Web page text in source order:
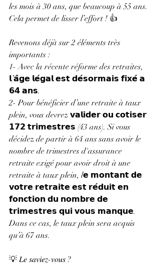
les mois à 30 ans, que beaucoup à 55 ans.
Cela permet de lisser l’effort ! 👍
Revenons déjà sur 2 éléments très
importants :
1- Avec la récente réforme des retraites,
𝗹’𝗮̂𝗴𝗲 𝗹𝗲́𝗴𝗮𝗹 𝗲𝘀𝘁 𝗱𝗲́𝘀𝗼𝗿𝗺𝗮𝗶𝘀 𝗳𝗶𝘅𝗲́ 𝗮
𝟲𝟰 𝗮𝗻𝘀.
2- Pour bénéficier d’une retraite à taux
plein, vous devrez 𝘃𝗮𝗹𝗶𝗱𝗲𝗿 𝗼𝘂 𝗰𝗼𝘁𝗶𝘀𝗲𝗿
𝟭𝟳𝟮 𝘁𝗿𝗶𝗺𝗲𝘀𝘁𝗿𝗲𝘀 (43 ans). Si vous
décidez de partir à 64 ans sans avoir le
nombre de trimestres d'assurance
retraite exigé pour avoir droit à une
retraite à taux plein, l𝗲 𝗺𝗼𝗻𝘁𝗮𝗻𝘁 𝗱𝗲
𝘃𝗼𝘁𝗿𝗲 𝗿𝗲𝘁𝗿𝗮𝗶𝘁𝗲 𝗲𝘀𝘁 𝗿𝗲́𝗱𝘂𝗶𝘁 𝗲𝗻
𝗳𝗼𝗻𝗰𝘁𝗶𝗼𝗻 𝗱𝘂 𝗻𝗼𝗺𝗯𝗿𝗲 𝗱𝗲
𝘁𝗿𝗶𝗺𝗲𝘀𝘁𝗿𝗲𝘀 𝗾𝘂𝗶 𝘃𝗼𝘂𝘀 𝗺𝗮𝗻𝗾𝘂𝗲.
Dans ce cas, le taux plein sera acquis
qu’à 67 ans.
💡 𝐿𝑒 𝑠𝑎𝑣𝑖𝑒𝑧-𝑣𝑜𝑢𝑠 ?